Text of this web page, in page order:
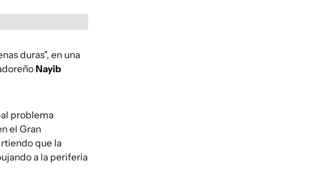
duras", en una
Nayib
problema
el Gran
que la
a la periferia